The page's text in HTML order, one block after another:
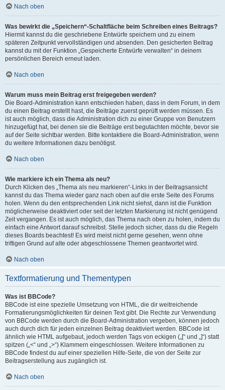
Nach oben
Was bewirkt die „Speichern“-Schaltfläche beim Schreiben eines Beitrags?
Hiermit kannst du die geschriebene Entwürfe speichern und zu einem
späteren Zeitpunkt vervollständigen und absenden. Den gesicherten Beitrag
kannst du mit der Funktion „Gespeicherte Entwürfe verwalten“ in deinem
persönlichen Bereich erneut laden.
Nach oben
Warum muss mein Beitrag erst freigegeben werden?
Die Board-Administration kann entschieden haben, dass in dem Forum, in dem
du einen Beitrag erstellt hast, die Beiträge zuerst geprüft werden müssen. Es
ist auch möglich, dass die Administration dich zu einer Gruppe von Benutzern
hinzugefügt hat, bei denen sie die Beiträge erst begutachten möchte, bevor sie
auf der Seite sichtbar werden. Bitte kontaktiere die Board-Administration, wenn
du weitere Informationen dazu benötigst.
Nach oben
Wie markiere ich ein Thema als neu?
Durch Klicken des „Thema als neu markieren“-Links in der Beitragsansicht
kannst du das Thema wieder ganz nach oben auf die erste Seite des Forums
holen. Wenn du den entsprechenden Link nicht siehst, dann ist die Funktion
möglicherweise deaktiviert oder seit der letzten Markierung ist nicht genügend
Zeit vergangen. Es ist auch möglich, das Thema nach oben zu holen, indem du
einfach eine Antwort darauf schreibst. Stelle jedoch sicher, dass du die Regeln
dieses Boards beachtest! Es wird meist nicht gerne gesehen, wenn ohne
triftigen Grund auf alte oder abgeschlossene Themen geantwortet wird.
Nach oben
Textformatierung und Thementypen
Was ist BBCode?
BBCode ist eine spezielle Umsetzung von HTML, die dir weitreichende
Formatierungsmöglichkeiten für deinen Text gibt. Die Rechte zur Verwendung
von BBCode werden durch die Board-Administration vergeben, können jedoch
auch durch dich für jeden einzelnen Beitrag deaktiviert werden. BBCode ist
ähnlich wie HTML aufgebaut, jedoch werden Tags von eckigen („[“ und „]“) statt
spitzen („<“ und „>“) Klammern eingeschlossen. Weitere Informationen zu
BBCode findest du auf einer speziellen Hilfe-Seite, die von der Seite zur
Beitragserstellung aus zugänglich ist.
Nach oben